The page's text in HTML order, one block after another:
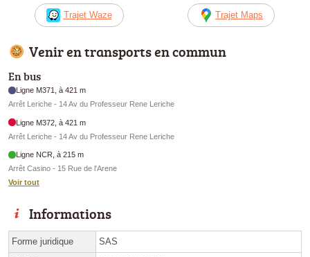
Trajet Waze Trajet Maps
Venir en transports en commun
En bus
Ligne M371, à 421 m
Arrêt Leriche - 14 Av du Professeur Rene Leriche
Ligne M372, à 421 m
Arrêt Leriche - 14 Av du Professeur Rene Leriche
Ligne NCR, à 215 m
Arrêt Casino - 15 Rue de l'Arene
Voir tout
Informations
Forme juridique SAS